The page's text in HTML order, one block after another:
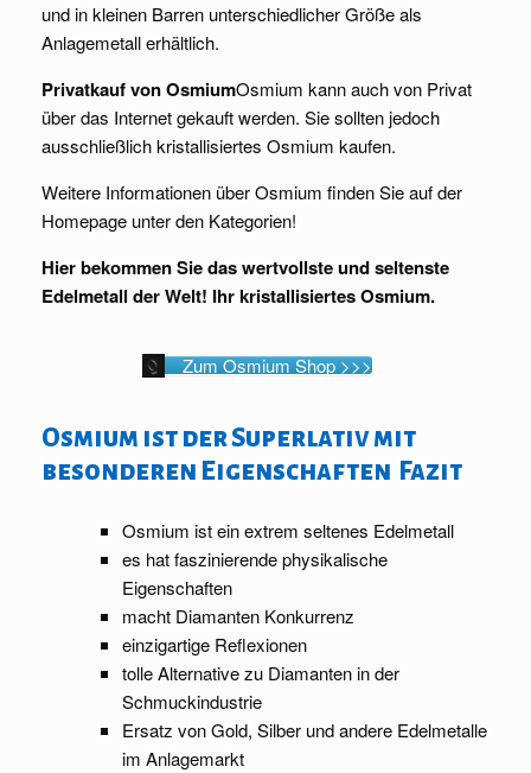
und in kleinen Barren unterschiedlicher Größe als
Anlagemetall erhältlich.
Privatkauf von OsmiumOsmium kann auch von Privat
über das Internet gekauft werden. Sie sollten jedoch
ausschließlich kristallisiertes Osmium kaufen.
Weitere Informationen über Osmium finden Sie auf der
Homepage unter den Kategorien!
Hier bekommen Sie das wertvollste und seltenste
Edelmetall der Welt! Ihr kristallisiertes Osmium.
Zum Osmium Shop >>>
Osmium ist der Superlativ mit
besonderen Eigenschaften Fazit
Osmium ist ein extrem seltenes Edelmetall
es hat faszinierende physikalische
Eigenschaften
macht Diamanten Konkurrenz
einzigartige Reflexionen
tolle Alternative zu Diamanten in der
Schmuckindustrie
Ersatz von Gold, Silber und andere Edelmetalle
im Anlagemarkt